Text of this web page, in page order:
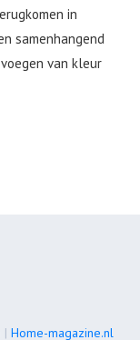
in
samenhangend
van kleur
| Home-magazine.nl